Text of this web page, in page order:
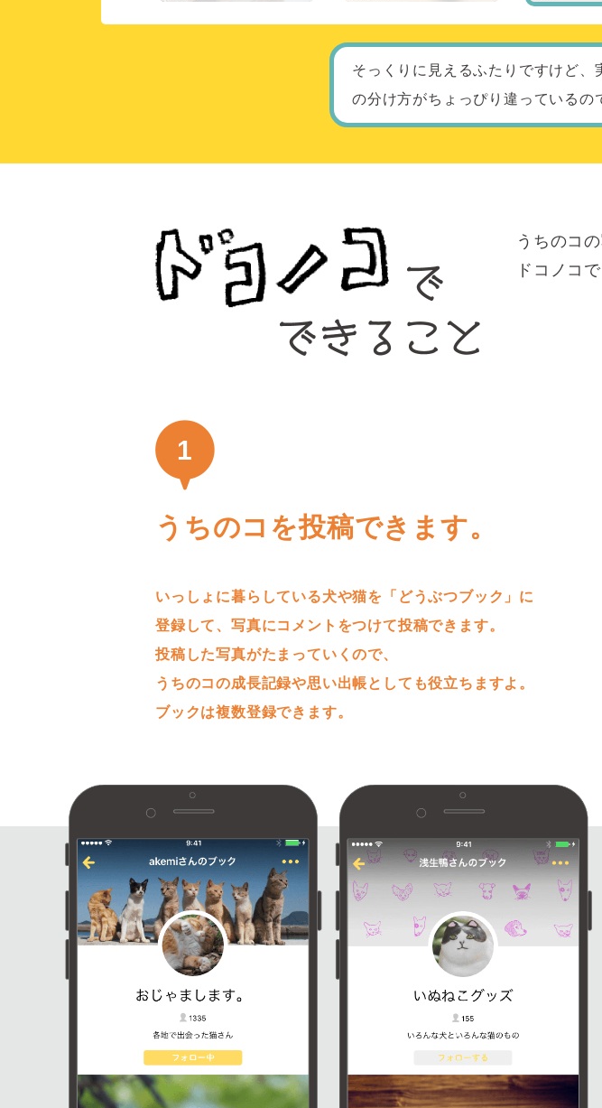
そっくりに見えるふたりですけど、
の分け方がちょっぴり違っているの
うちのコ
ドコノコ
1
うちのコを投稿できます。
いっしょに暮らしている犬や猫を「どうぶつブック」に
登録して、写真にコメントをつけて投稿できます。
投稿した写真がたまっていくので、
うちのコの成長記録や思い出帳としても役立ちますよ。
ブックは複数登録できます。